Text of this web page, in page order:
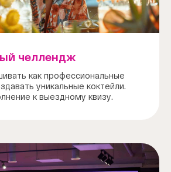
челлендж
как профессиональные
уникальные коктейли.
к выездному квизу.